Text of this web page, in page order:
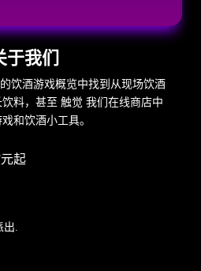
于我们
饮酒游戏概览中找到从现场饮酒
料，甚至 触觉 我们在线商店中
和饮酒小工具。
起
出.